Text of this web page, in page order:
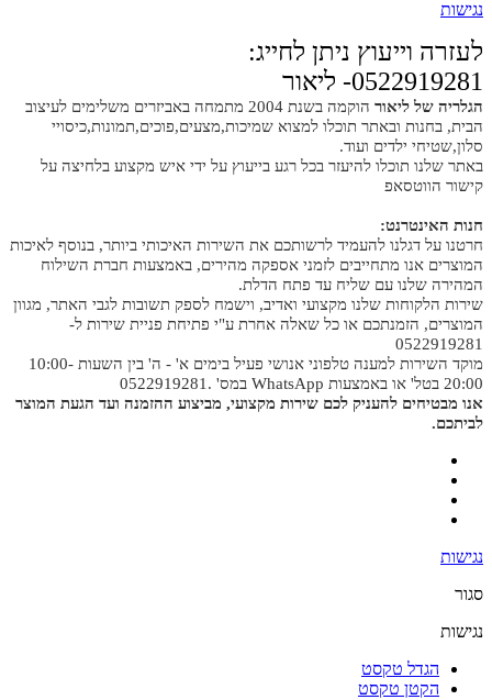
נגישות
לעזרה וייעוץ ניתן לחייג:
0522919281- ליאור
הגלריה של ליאור
הוקמה בשנת 2004 מתמחה באביזרים משלימים לעיצוב
הבית, בחנות ובאתר תוכלו למצוא שמיכות,מצעים,פוכים,תמונות,כיסויי
סלון,שטיחי ילדים ועוד.
באתר שלנו תוכלו להיעזר בכל רגע בייעוץ על ידי איש מקצוע בלחיצה על
קישור הווטסאפ
חנות האינטרנט:
חרטנו על דגלנו להעמיד לרשותכם את השירות האיכותי ביותר, בנוסף לאיכות
המוצרים אנו מתחייבים לזמני אספקה מהירים, באמצעות חברת השילוח
המהירה שלנו עם שליח עד פתח הדלת.
שירות הלקוחות שלנו מקצועי ואדיב, וישמח לספק תשובות לגבי האתר, מגוון
המוצרים, הזמנתכם או כל שאלה אחרת ע"י פתיחת פניית שירות ל-
0522919281
מוקד השירות למענה טלפוני אנושי פעיל בימים א' - ה' בין השעות 10:00-
20:00 בטל' או באמצעות WhatsApp במס' .0522919281
אנו מבטיחים להעניק לכם שירות מקצועי, מביצוע ההזמנה ועד הגעת המוצר
לביתכם.
נגישות
סגור
נגישות
הגדל טקסט
הקטן טקסט